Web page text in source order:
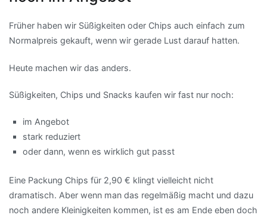
Früher haben wir Süßigkeiten oder Chips auch einfach zum
Normalpreis gekauft, wenn wir gerade Lust darauf hatten.
Heute machen wir das anders.
Süßigkeiten, Chips und Snacks kaufen wir fast nur noch:
im Angebot
stark reduziert
oder dann, wenn es wirklich gut passt
Eine Packung Chips für 2,90 € klingt vielleicht nicht
dramatisch. Aber wenn man das regelmäßig macht und dazu
noch andere Kleinigkeiten kommen, ist es am Ende eben doch